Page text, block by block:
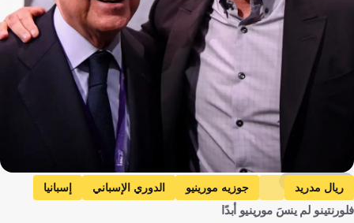
Getty Images
ريال مدريد جوزيه مورينيو الدوري الإسباني
إسبانيا
البرتغال
كرة قدم
فلورنتينو لم ينسَ مورينيو أبدًا